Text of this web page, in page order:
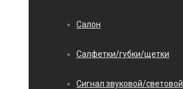
Салон
Салфетки/губки/щетки
Сигнал звуковой/световой